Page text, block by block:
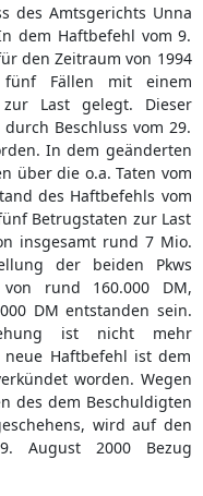
des Amtsgerichts Unna
dem Haftbefehl vom 9.
den Zeitraum von 1994
fünf Fällen mit einem
Last gelegt. Dieser
Beschluss vom 29.
In dem geänderten
über die o.a. Taten vom
des Haftbefehls vom
Betrugstaten zur Last
insgesamt rund 7 Mio.
der beiden Pkws
rund 160.000 DM,
DM entstanden sein.
ist nicht mehr
neue Haftbefehl ist dem
worden. Wegen
des dem Beschuldigten
wird auf den
August 2000 Bezug